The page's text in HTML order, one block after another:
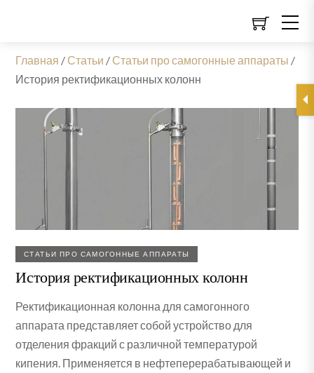
Главная / Статьи / Статьи про самогонные аппараты /
История ректификационных колонн
СТАТЬИ ПРО САМОГОННЫЕ АППАРАТЫ
История ректификационных колонн
Ректификационная колонна для самогонного
аппарата представляет собой устройство для
отделения фракций с различной температурой
кипения. Применяется в нефтеперерабатывающей и